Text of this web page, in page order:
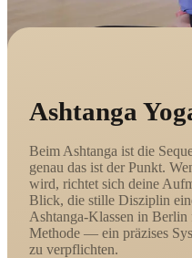
Ashtanga
Beim Ashtanga ist die
genau das ist der Punkt.
wird, richtet sich deine
Blick, die stille Disziplin
Ashtanga-Klassen in
Methode — ein präzises
zu verpflichten.